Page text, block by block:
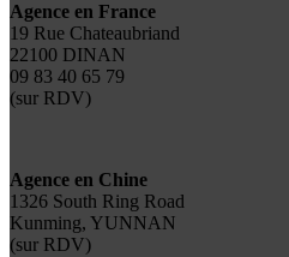
Agence en France
19 Rue Chateaubriand
22100 DINAN
09 83 40 65 79
(sur RDV)
Agence en Chine
1326 South Ring Road
Kunming, YUNNAN
(sur RDV)